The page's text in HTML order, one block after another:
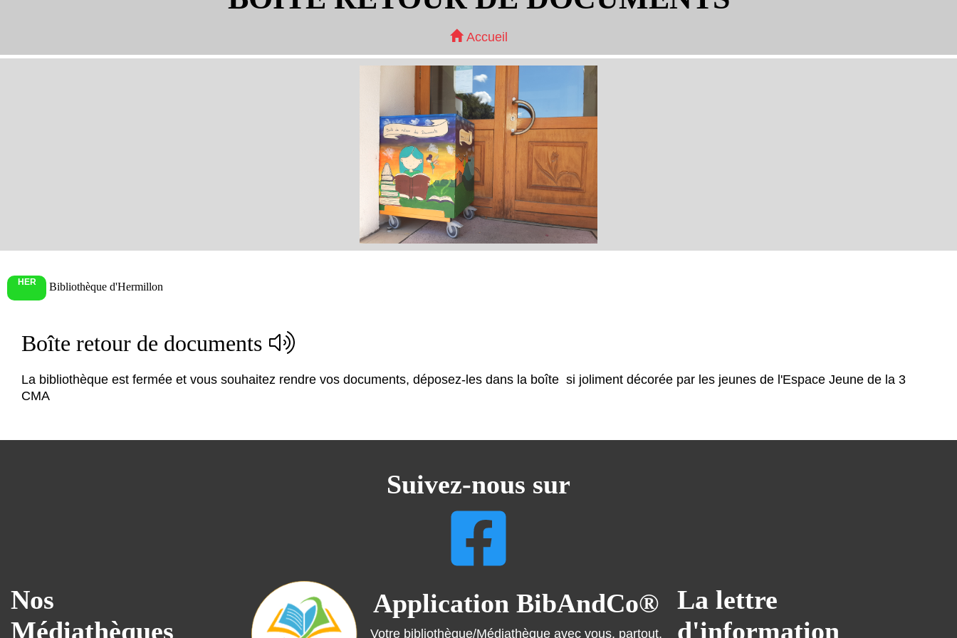
Accueil
HER Bibliothèque d'Hermillon
Boîte retour de documents
La bibliothèque est fermée et vous souhaitez rendre vos documents, déposez-les dans la boîte si joliment décorée par les jeunes de l'Espace Jeune de la 3
CMA
Suivez-nous sur
Nos
Médiathèques
Application BibAndCo®
Votre bibliothèque/Médiathèque avec vous, partout,
La lettre
d'information